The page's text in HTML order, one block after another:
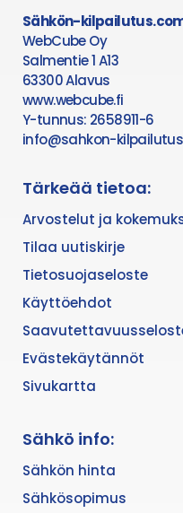
Sähkön-
WebCube Oy
Salmentie 1 A13
63300 Alavus
www.webcube.fi
Y-tunnus: 2658911-6
info@sahkon-
Tärkeää tietoa:
Arvostelut ja
Tilaa uutiskirje
Tietosuojaseloste
Käyttöehdot
Evästekäytännöt
Sivukartta
Sähkö info:
Sähkön hinta
Sähkösopimus